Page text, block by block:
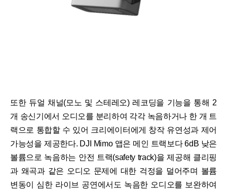
또한 듀얼 채널(모노 및 스테레오) 레코딩을 기능을 통해 2
개 송신기에서 오디오를 분리하여 각각 녹음하거나 한 개 트
랙으로 통합할 수 있어 크리에이터에게 창작 유연성과 제어
가능성을 제공한다. DJI Mimo 앱은 메인 트랙보다 6dB 낮은
볼륨으로 녹음하는 안전 트랙(safety track)을 제공해 클리핑
과 왜곡과 같은 오디오 문제에 대한 걱정을 덜어주며 볼륨
변동이 심한 라이브 공연에서도 녹음한 오디오를 보완하여